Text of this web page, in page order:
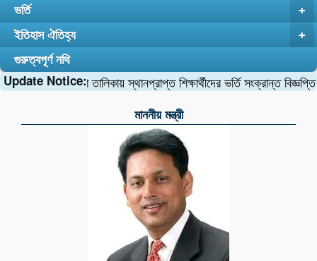
+
ভর্তি
+
ইতিহাস ঐতিহ্য
গুরুত্বপূর্ণ নথি
Update Notice:
১ম মেধা তালিকায় স্থানপ্রাপ্ত শিক্ষার্থীদের ভর্তি সংক্রান্ত বিজ্ঞপ্তি।
মাননীয় মন্ত্রী